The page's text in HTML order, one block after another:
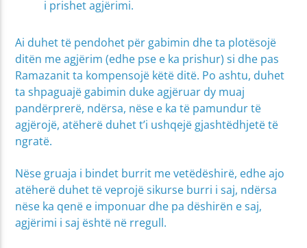
i prishet agjërimi.
Ai duhet të pendohet për gabimin dhe ta plotësojë
ditën me agjërim (edhe pse e ka prishur) si dhe pas
Ramazanit ta kompensojë këtë ditë. Po ashtu, duhet
ta shpaguajë gabimin duke agjëruar dy muaj
pandërprerë, ndërsa, nëse e ka të pamundur të
agjërojë, atëherë duhet t’i ushqejë gjashtëdhjetë të
ngratë.
Nëse gruaja i bindet burrit me vetëdëshirë, edhe ajo
atëherë duhet të veprojë sikurse burri i saj, ndërsa
nëse ka qenë e imponuar dhe pa dëshirën e saj,
agjërimi i saj është në rregull.